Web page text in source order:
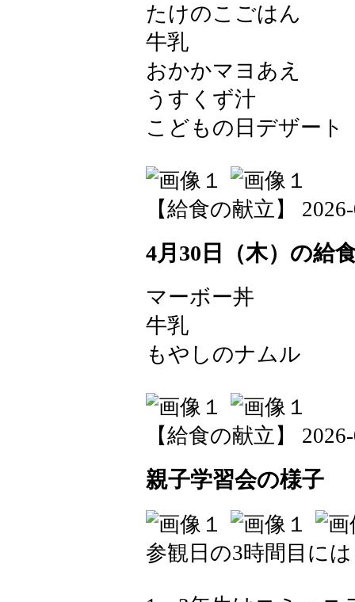
たけのこごはん
牛乳
おかかマヨあえ
うすくず汁
こどもの日デザート
【給食の献立】
4月30日（木）の給
マーボー丼
牛乳
もやしのナムル
【給食の献立】
親子学習会の様子
参観日の3時間目に